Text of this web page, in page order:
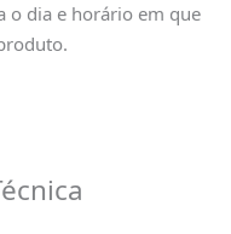
o dia e horário em que